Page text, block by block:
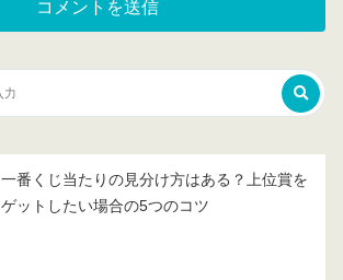
一番くじ当たりの見分け方はある？上位賞を
ゲットしたい場合の5つのコツ